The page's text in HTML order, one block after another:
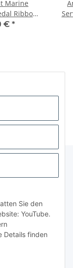
Sie den
YouTube.
Details finden
Marine
Ribbon
€ *